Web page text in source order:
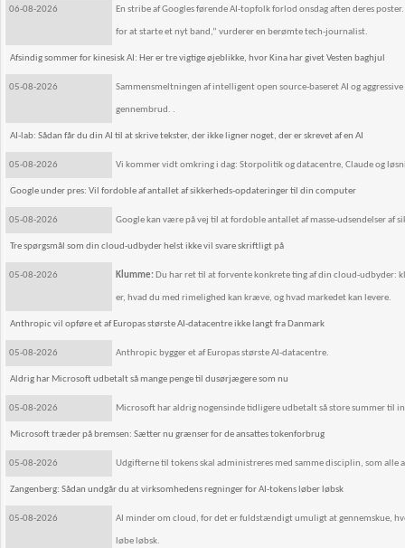
06-08-2026 En stribe af Googles førende AI-topfolk forlod onsdag aften deres
for at starte et nyt band,” vurderer en berømte tech-journalist.
Afsindig sommer for kinesisk AI: Her er tre vigtige øjeblikke, hvor Kina har givet Vesten baghjul
05-08-2026 Sammensmeltningen af intelligent open source-baseret AI og
gennembrud. .
AI-lab: Sådan får du din AI til at skrive tekster, der ikke ligner noget, der er skrevet af en AI
05-08-2026 Vi kommer vidt omkring i dag: Storpolitik og datacentre, Claude og
Google under pres: Vil fordoble af antallet af sikkerheds-opdateringer til din computer
05-08-2026 Google kan være på vej til at fordoble antallet af masse-udsendelser af
Tre spørgsmål som din cloud-udbyder helst ikke vil svare skriftligt på
05-08-2026 Klumme: Du har ret til at forvente konkrete ting af din cloud-
er, hvad du med rimelighed kan kræve, og hvad markedet kan levere.
Anthropic vil opføre et af Europas største AI-datacentre ikke langt fra Danmark
05-08-2026 Anthropic bygger et af Europas største AI-datacentre.
Aldrig har Microsoft udbetalt så mange penge til dusørjægere som nu
05-08-2026 Microsoft har aldrig nogensinde tidligere udbetalt så store summer til
Microsoft træder på bremsen: Sætter nu grænser for de ansattes tokenforbrug
05-08-2026 Udgifterne til tokens skal administreres med samme disciplin, som
Zangenberg: Sådan undgår du at virksomhedens regninger for AI-tokens løber løbsk
05-08-2026 AI minder om cloud, for det er fuldstændigt umuligt at gennemskue,
løbe løbsk.